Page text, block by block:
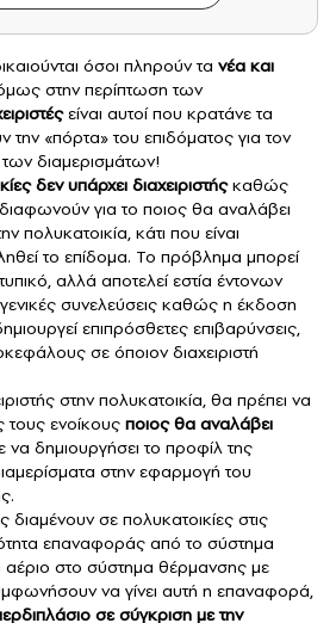
όσοι πληρούν τα νέα και
στην περίπτωση των
είναι αυτοί που κρατάνε τα
την «πόρτα» του επιδόματος για τον
των διαμερισμάτων!
δεν υπάρχει διαχειριστήςκαθώς
διαφωνούν για το ποιος θα αναλάβει
πολυκατοικία, κάτι που είναι
το επίδομα. Το πρόβλημα μπορεί
αλλά αποτελεί εστία έντονων
συνελεύσεις καθώς η έκδοση
επιπρόσθετες επιβαρύνσεις,
σε όποιον διαχειριστή
στην πολυκατοικία, θα πρέπει να
ενοίκους ποιος θα αναλάβει
να δημιουργήσει το προφίλ της
στην εφαρμογή του
διαμένουν σε πολυκατοικίες στις
επαναφοράς από το σύστημα
στο σύστημα θέρμανσης με
να γίνει αυτή η επαναφορά,
σε σύγκριση με την